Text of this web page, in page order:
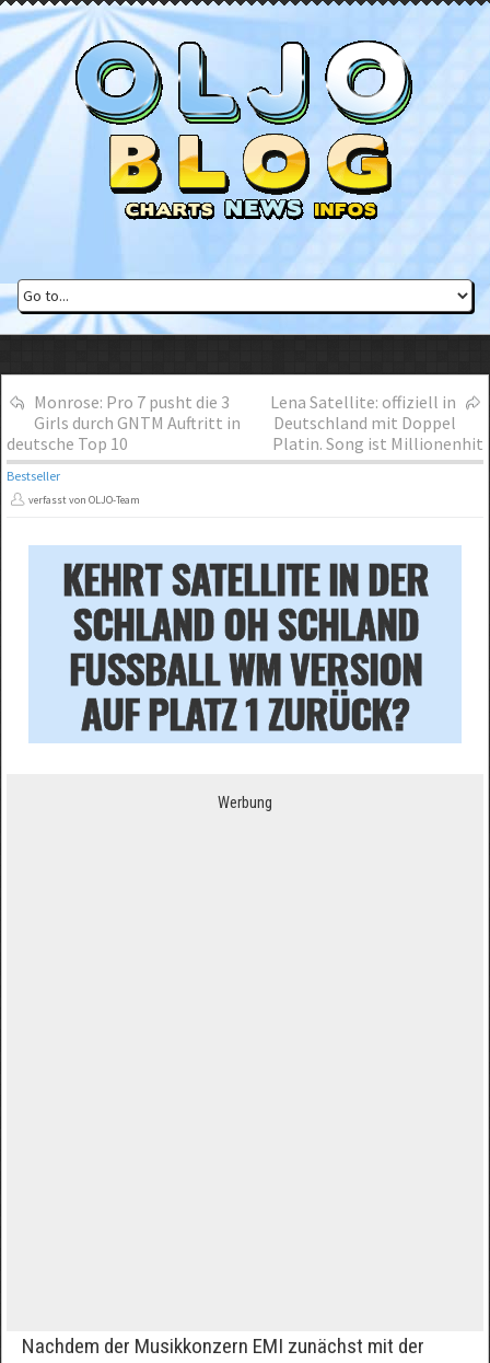
Monrose: Pro 7 pusht die 3
Girls durch GNTM Auftritt in
deutsche Top 10
Lena Satellite: offiziell in
Deutschland mit Doppel
Platin. Song ist Millionenhit
Bestseller
verfasst von OLJO-Team
KEHRT SATELLITE IN DER
SCHLAND OH SCHLAND
FUSSBALL WM VERSION
AUF PLATZ 1 ZURÜCK?
Werbung
Nachdem der Musikkonzern EMI zunächst mit der